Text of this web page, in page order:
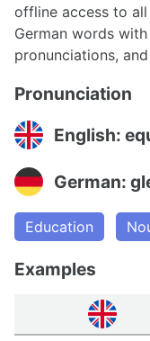
offline access to
German words
pronunciations,
Pronunciation
English:
German:
Education
Examples